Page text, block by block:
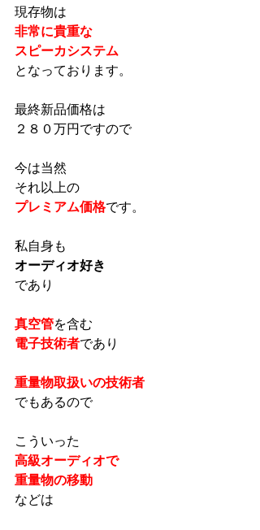
現存物は
非常に貴重な
スピーカシステム
となっております。
最終新品価格は
２８０万円ですので
今は当然
それ以上の
プレミアム価格です。
私自身も
オーディオ好き
であり
真空管を含む
電子技術者であり
重量物取扱いの技術者
でもあるので
こういった
高級オーディオで
重量物の移動
などは